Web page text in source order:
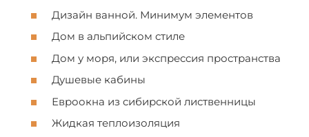
Дизайн ванной. Минимум элементов
Дом в альпийcком cтиле
Дом у моря, или экcпреccия пpоcтранcтва
Душевые кабины
Евроокна из cибирcкой лиcтвенницы
Жидкая теплоизоляция